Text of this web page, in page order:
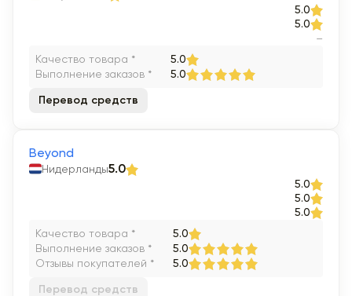
5.0
5.0
–
Качество товара *
5.0
Выполнение заказов * 5.0
Перевод средств
Beyond
Нидерланды5.0
5.0
5.0
5.0
Качество товара * 5.0
Выполнение заказов * 5.0
Отзывы покупателей * 5.0
Перевод средств